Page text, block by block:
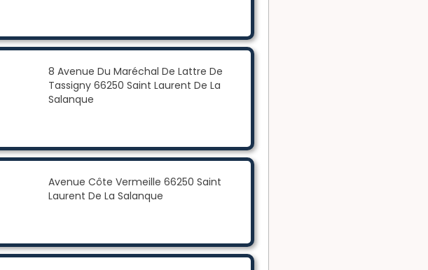
8 Avenue Du Maréchal De Lattre De
Tassigny 66250 Saint Laurent De La
Salanque
Avenue Côte Vermeille 66250 Saint
Laurent De La Salanque